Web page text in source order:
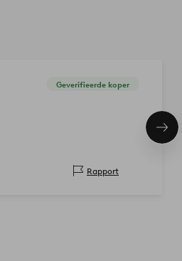
Geverifieerde koper
Rapport